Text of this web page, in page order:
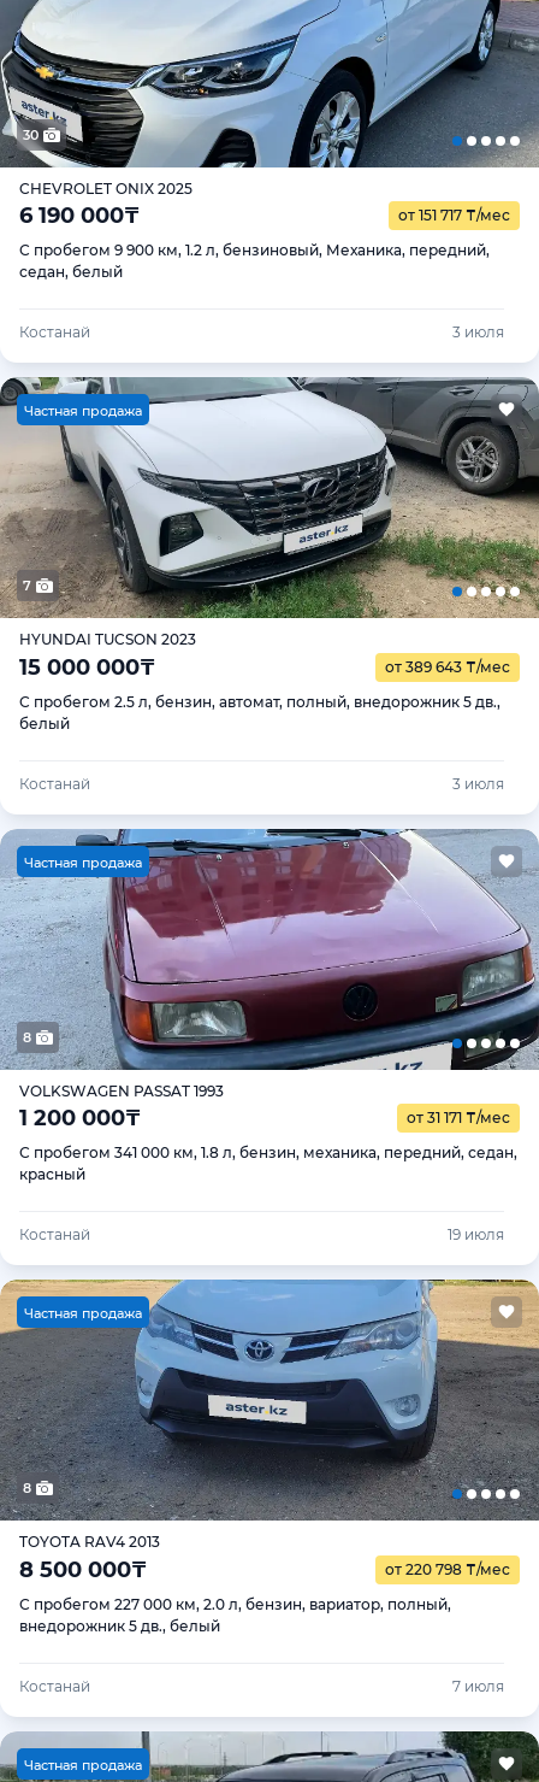
30
CHEVROLET ONIX 2025
6 190 000₸ от 151 717 ₸/мес
С пробегом 9 900 км, 1.2 л, бензиновый, Механика, передний,
седан, белый
Костанай 3 июля
Частная продажа
7
HYUNDAI TUCSON 2023
15 000 000₸ от 389 643 ₸/мес
С пробегом 2.5 л, бензин, автомат, полный, внедорожник 5 дв.,
белый
Костанай 3 июля
Частная продажа
8
VOLKSWAGEN PASSAT 1993
1 200 000₸ от 31 171 ₸/мес
С пробегом 341 000 км, 1.8 л, бензин, механика, передний, седан,
красный
Костанай 19 июля
Частная продажа
8
TOYOTA RAV4 2013
8 500 000₸ от 220 798 ₸/мес
С пробегом 227 000 км, 2.0 л, бензин, вариатор, полный,
внедорожник 5 дв., белый
Костанай 7 июля
Частная продажа